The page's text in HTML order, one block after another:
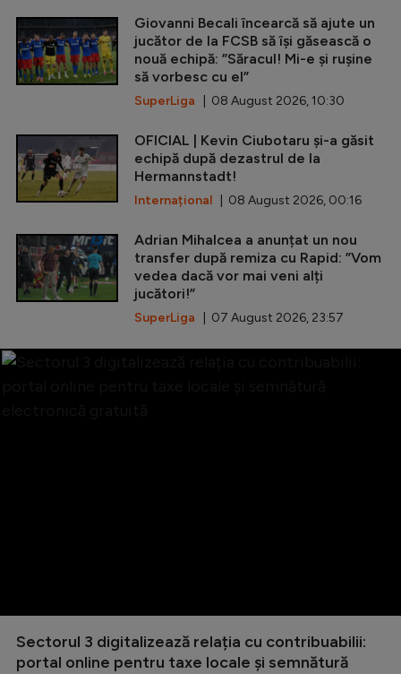
Giovanni Becali încearcă să ajute un
jucător de la FCSB să își găsească o
nouă echipă: ”Săracul! Mi-e și rușine
să vorbesc cu el”
SuperLiga | 08 August 2026, 10:30
OFICIAL | Kevin Ciubotaru și-a găsit
echipă după dezastrul de la
Hermannstadt!
Internațional | 08 August 2026, 00:16
Adrian Mihalcea a anunțat un nou
transfer după remiza cu Rapid: ”Vom
vedea dacă vor mai veni alți
jucători!”
SuperLiga | 07 August 2026, 23:57
Sectorul 3 digitalizează relația cu contribuabilii:
portal online pentru taxe locale și semnătură